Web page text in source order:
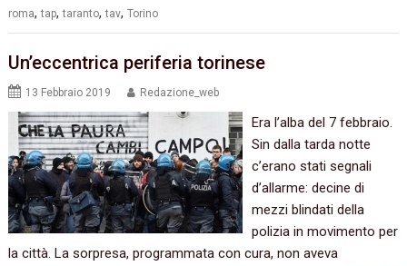
roma,tap,taranto,tav,Torino
Un’eccentrica periferia torinese
13 Febbraio 2019 Redazione_web
Era l’alba del 7 febbraio.
Sin dalla tarda notte
c’erano stati segnali
d’allarme: decine di
mezzi blindati della
polizia in movimento per
la città. La sorpresa, programmata con cura, non aveva